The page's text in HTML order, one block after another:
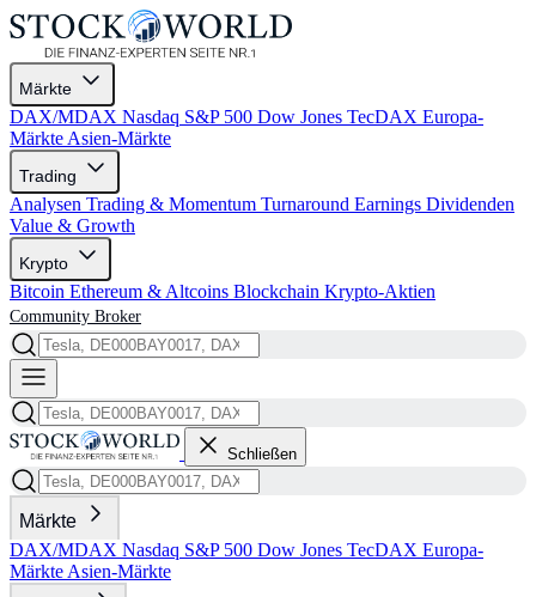
Märkte
DAX/MDAX Nasdaq S&P 500 Dow Jones TecDAX Europa-
Märkte Asien-Märkte
Trading
Analysen Trading & Momentum Turnaround Earnings Dividenden
Value & Growth
Krypto
Bitcoin Ethereum & Altcoins Blockchain Krypto-Aktien
Community Broker
Schließen
Märkte
DAX/MDAX Nasdaq S&P 500 Dow Jones TecDAX Europa-
Märkte Asien-Märkte